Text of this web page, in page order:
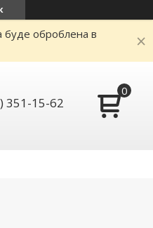
буде оброблена в
351-15-62